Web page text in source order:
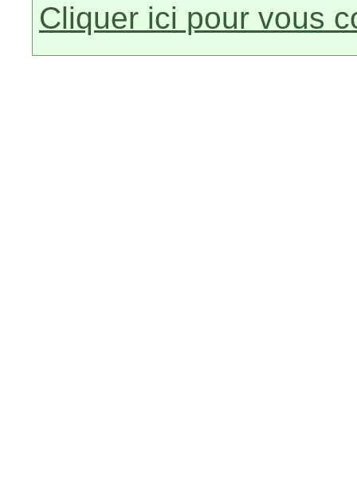
Cliquer ici pour vous